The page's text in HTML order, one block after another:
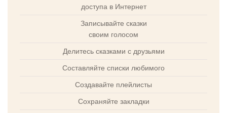
доступа в Интернет
Записывайте сказки
своим голосом
Делитесь сказками с друзьями
Составляйте списки любимого
Создавайте плейлисты
Сохраняйте закладки